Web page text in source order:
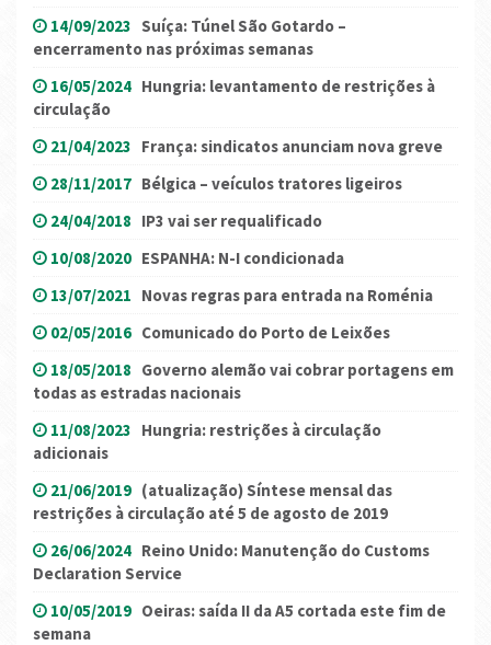
14/09/2023 Suíça: Túnel São Gotardo –
encerramento nas próximas semanas
16/05/2024 Hungria: levantamento de restrições à
circulação
21/04/2023 França: sindicatos anunciam nova greve
28/11/2017 Bélgica – veículos tratores ligeiros
24/04/2018 IP3 vai ser requalificado
10/08/2020 ESPANHA: N-I condicionada
13/07/2021 Novas regras para entrada na Roménia
02/05/2016 Comunicado do Porto de Leixões
18/05/2018 Governo alemão vai cobrar portagens em
todas as estradas nacionais
11/08/2023 Hungria: restrições à circulação
adicionais
21/06/2019 (atualização) Síntese mensal das
restrições à circulação até 5 de agosto de 2019
26/06/2024 Reino Unido: Manutenção do Customs
Declaration Service
10/05/2019 Oeiras: saída II da A5 cortada este fim de
semana